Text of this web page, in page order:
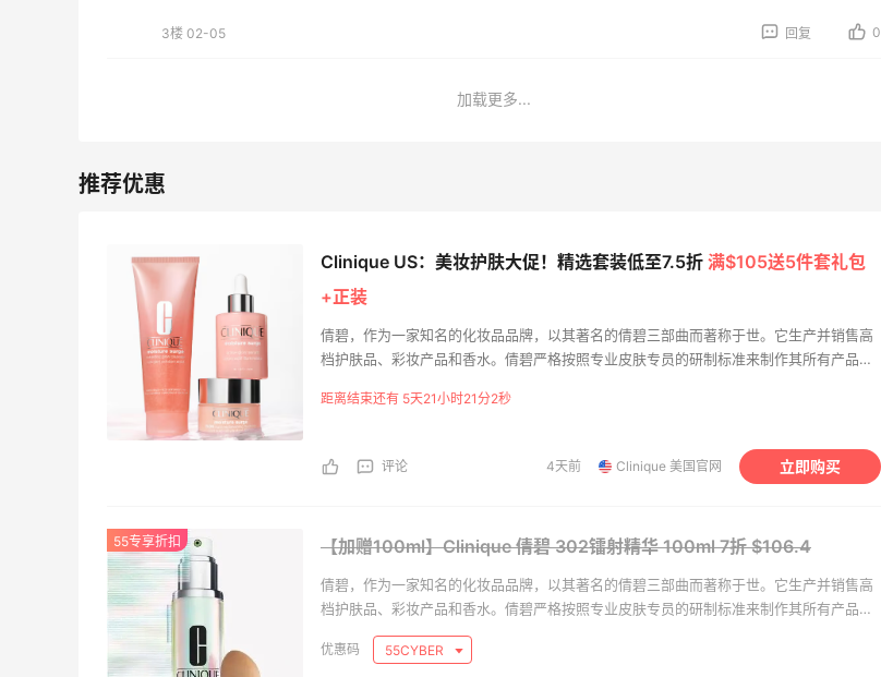
3楼 02-05 回复 0
加载更多...
Clinique US：美妆护肤大促！精选套装低至7.5折 满$105送5件套礼包
+正装
倩碧，作为一家知名的化妆品品牌，以其著名的倩碧三部曲而著称于世。它生产并销售高
档护肤品、彩妆产品和香水。倩碧严格按照专业皮肤专员的研制标准来制作其所有产品，
百无香料的，这意味着，无论你使用的是护肤品还是彩妆，都不会因香味而破坏你的肌
距离结束还有 5天21小时21分1秒
评论 4天前 Clinique 美国官网 立即购买
55专享折扣 【加赠100ml】Clinique 倩碧 302镭射精华 100ml7折 $106.4
倩碧，作为一家知名的化妆品品牌，以其著名的倩碧三部曲而著称于世。它生产并销售高
档护肤品、彩妆产品和香水。倩碧严格按照专业皮肤专员的研制标准来制作其所有产品，
每一个配方和每一种产品都经过了严格的测试。倩碧骄傲地宣称，所有的产品都是百分之
百无香料的，这意味着，无论你使用的是护肤品还是彩妆，都不会因香味而破坏你的肌
55CYBER